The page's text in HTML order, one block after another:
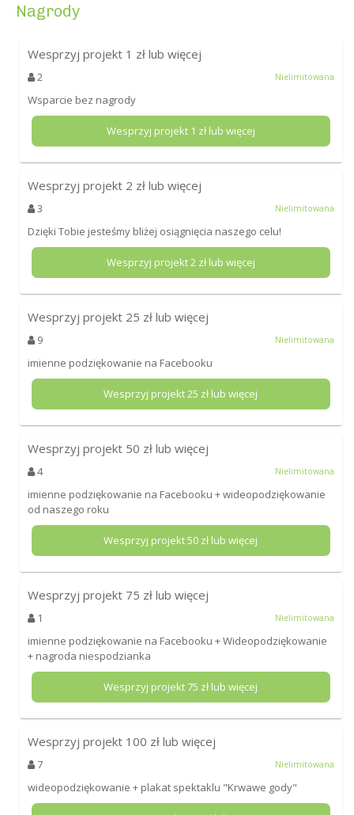
Nagrody
Wesprzyj projekt 1 zł lub więcej
2 Nielimitowana
Wsparcie bez nagrody
Wesprzyj projekt 1 zł lub więcej
Wesprzyj projekt 2 zł lub więcej
3 Nielimitowana
Dzięki Tobie jesteśmy bliżej osiągnięcia naszego celu!
Wesprzyj projekt2zł lub więcej
Wesprzyj projekt 25 zł lub więcej
9 Nielimitowana
imienne podziękowanie na Facebooku
Wesprzyj projekt25 zł lub więcej
Wesprzyj projekt 50 zł lub więcej
4 Nielimitowana
imienne podziękowanie na Facebooku + wideopodziękowanie
od naszego roku
Wesprzyj projekt50 zł lub więcej
Wesprzyj projekt 75 zł lub więcej
1 Nielimitowana
imienne podziękowanie na Facebooku + Wideopodziękowanie
+ nagroda niespodzianka
Wesprzyj projekt75 zł lub więcej
Wesprzyj projekt 100 zł lub więcej
7 Nielimitowana
wideopodziękowanie + plakat spektaklu "Krwawe gody"